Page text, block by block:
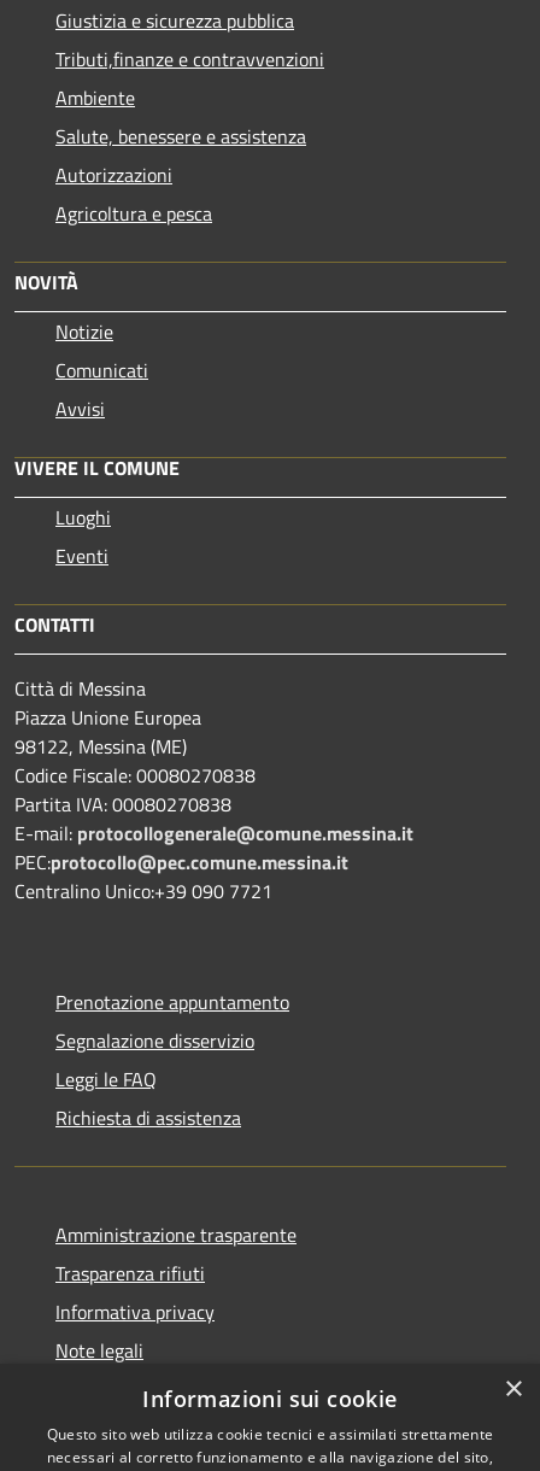
Giustizia e sicurezza pubblica
Tributi,finanze e contravvenzioni
Ambiente
Salute, benessere e assistenza
Autorizzazioni
Agricoltura e pesca
NOVITÀ
Notizie
Comunicati
Avvisi
VIVERE IL COMUNE
Luoghi
Eventi
CONTATTI
Città di Messina
Piazza Unione Europea
98122, Messina (ME)
Codice Fiscale: 00080270838
Partita IVA: 00080270838
E-mail: protocollogenerale@comune.messina.it
PEC:protocollo@pec.comune.messina.it
Centralino Unico:+39 090 7721
Prenotazione appuntamento
Segnalazione disservizio
Leggi le FAQ
Richiesta di assistenza
Amministrazione trasparente
Trasparenza rifiuti
Informativa privacy
Note legali
Dichiarazione di accessibilità
×
Informazioni sui cookie
Questo sito web utilizza cookie tecnici e assimilati strettamente
necessari al corretto funzionamento e alla navigazione del sito,